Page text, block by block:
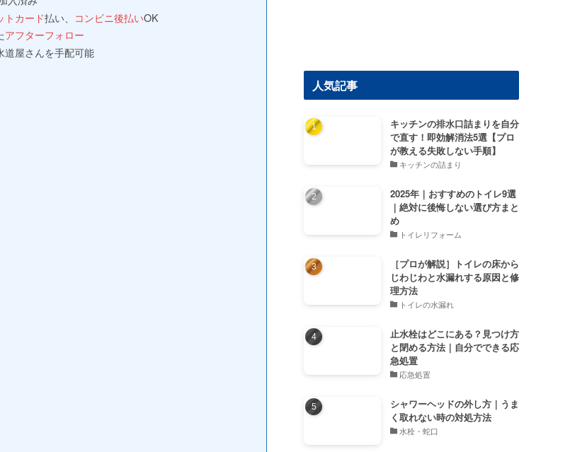
トカード払い、 コンビニ後払いOK
アフターフォロー
道屋さんを手配可能
人気記事
キッチンの排水口詰まりを自分
で直す！即効解消法5選【プロ
が教える失敗しない手順】
キッチンの詰まり
2025年｜おすすめのトイレ9選
｜絶対に後悔しない選び方まと
め
トイレリフォーム
［プロが解説］トイレの床から
じわじわと水漏れする原因と修
理方法
トイレの水漏れ
止水栓はどこにある？見つけ方
と閉める方法｜自分でできる応
急処置
応急処置
シャワーヘッドの外し方｜うま
く取れない時の対処方法
水栓・蛇口